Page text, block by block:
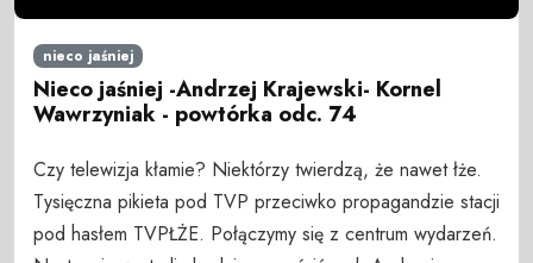
nieco jaśniej
Nieco jaśniej -Andrzej Krajewski- Kornel
Wawrzyniak - powtórka odc. 74
Czy telewizja kłamie? Niektórzy twierdzą, że nawet łże.
Tysięczna pikieta pod TVP przeciwko propagandzie stacji
pod hasłem TVPŁŻE. Połączymy się z centrum wydarzeń.